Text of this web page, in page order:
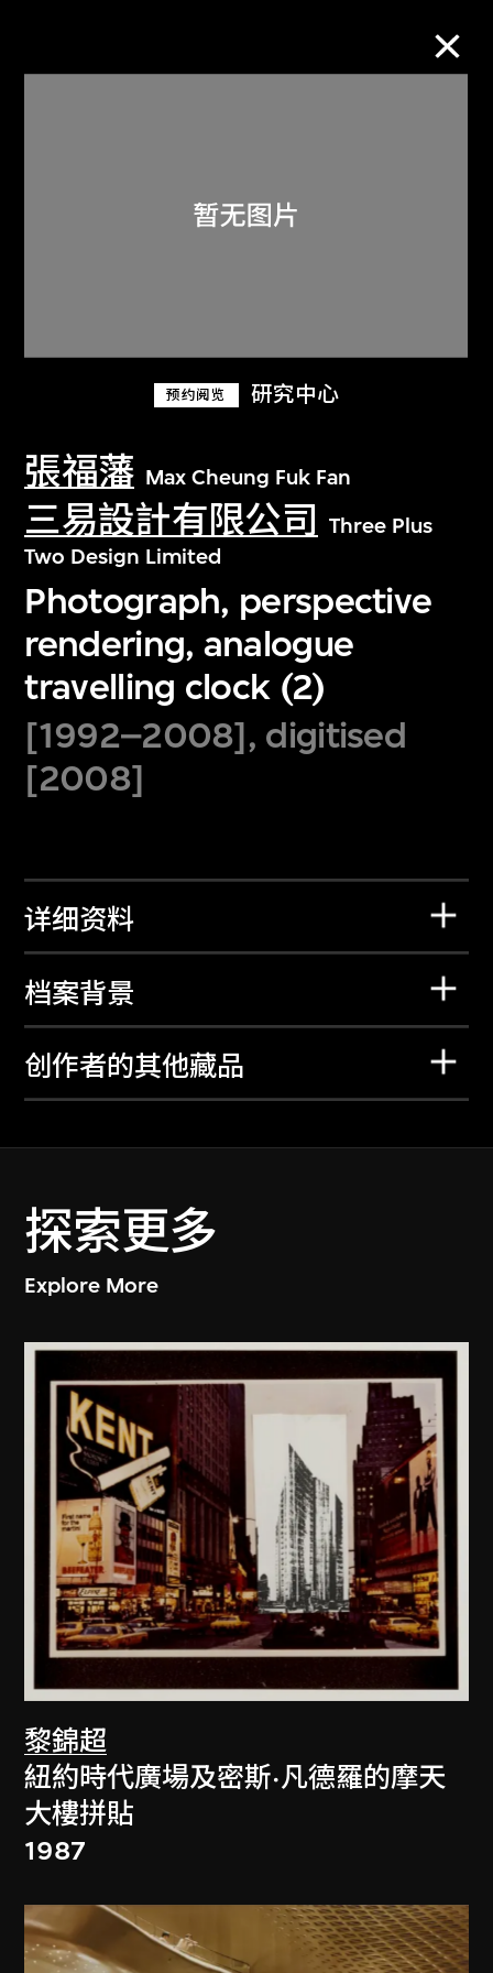
预约阅览 研究中心
張福藩 Max Cheung Fuk Fan
三易設計有限公司
Three Plus
Two Design Limited
Photograph, perspective
rendering, analogue
travelling clock (2)
[1992–2008], digitised
[2008]
详细资料
档案背景
创作者的其他藏品
探索更多
Explore More
黎錦超
紐約時代廣場及密斯·凡德羅的摩天
大樓拼貼
1987
关于M+藏品
探索世界顶级的二十及二十一世纪视觉
文化藏品。